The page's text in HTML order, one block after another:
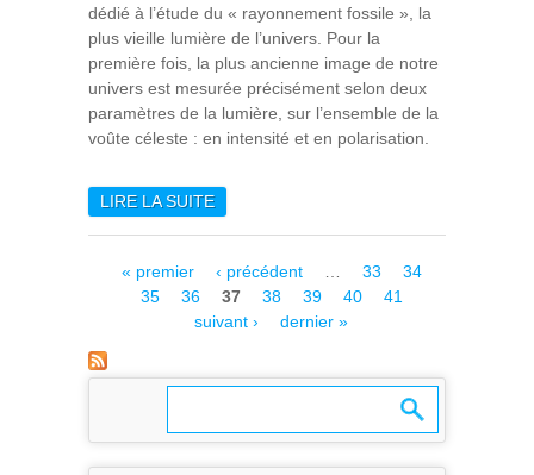
dédié à l’étude du « rayonnement fossile », la
plus vieille lumière de l’univers. Pour la
première fois, la plus ancienne image de notre
univers est mesurée précisément selon deux
paramètres de la lumière, sur l’ensemble de la
voûte céleste : en intensité et en polarisation.
LIRE LA SUITEDE PLANCK : NOUVELLES
NEUTRINOS FOSSILES
Pages
« premier ‹ précédent … 33
34
35
36 37 38 39 40
41
suivant ›
dernier »